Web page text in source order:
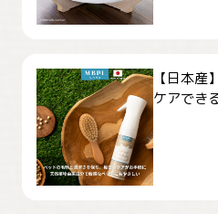
【日本産
ケアでき